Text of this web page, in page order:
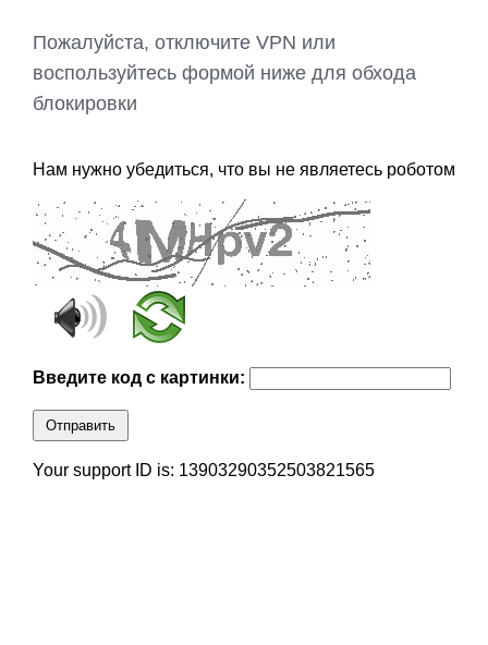
Пожалуйста, отключите VPN или
воспользуйтесь формой ниже для обхода
блокировки
Нам нужно убедиться, что вы не являетесь роботом
Введите код с картинки:
Отправить
Your support ID is: 13903290352503821565